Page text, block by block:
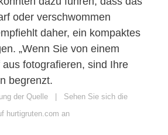
oder verschwommen
daher, ein kompaktes
„Wenn Sie von einem
fotografieren, sind Ihre
begrenzt.
der Quelle | Sehen Sie sich die
hurtigruten.com an